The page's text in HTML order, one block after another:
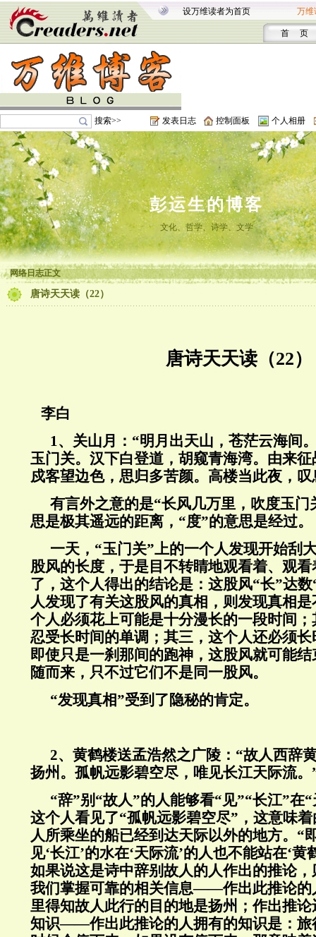
设万维读者为首页 万维
首 页
搜索>> 发表日志 控制面板 个人相册
彭运生的博客
文化、哲学、诗学、文学
网络日志正文
唐诗天天读（22）
唐诗天天读（22）
李白
1、关山月：“明月出天山，苍茫云海间
玉门关。汉下白登道，胡窥青海湾。由来
戍客望边色，思归多苦颜。高楼当此夜，
有言外之意的是“长风几万里，吹度玉门
思是极其遥远的距离，“度”的意思是经过。
一天，“玉门关”上的一个人发现开始刮
股风的长度，于是目不转睛地观看着、观
了，这个人得出的结论是：这股风“长”达
人发现了有关这股风的真相，则发现真相
个人必须花上可能是十分漫长的一段时间
忍受长时间的单调；其三，这个人还必须
即使只是一刹那间的跑神，这股风就可能
随而来，只不过它们不是同一股风。
“发现真相”受到了隐秘的肯定。
2、 黄鹤楼送孟浩然之广陵：“故人西辞
扬州。孤帆远影碧空尽，唯见长江天际流。
“辞”别“故人”的人能够看“见”“长江”在
这个人看见了“孤帆远影碧空尽”，这意味
人所乘坐的船已经到达天际以外的地方。“
见‘长江’的水在‘天际流’的人也不能站在‘黄
如果说这是诗中辞别故人的人作出的推论
我们掌握可靠的相关信息——作出此推论的
里得知故人此行的目的地是扬州；作出推
知识——作出此推论的人拥有的知识是：旅